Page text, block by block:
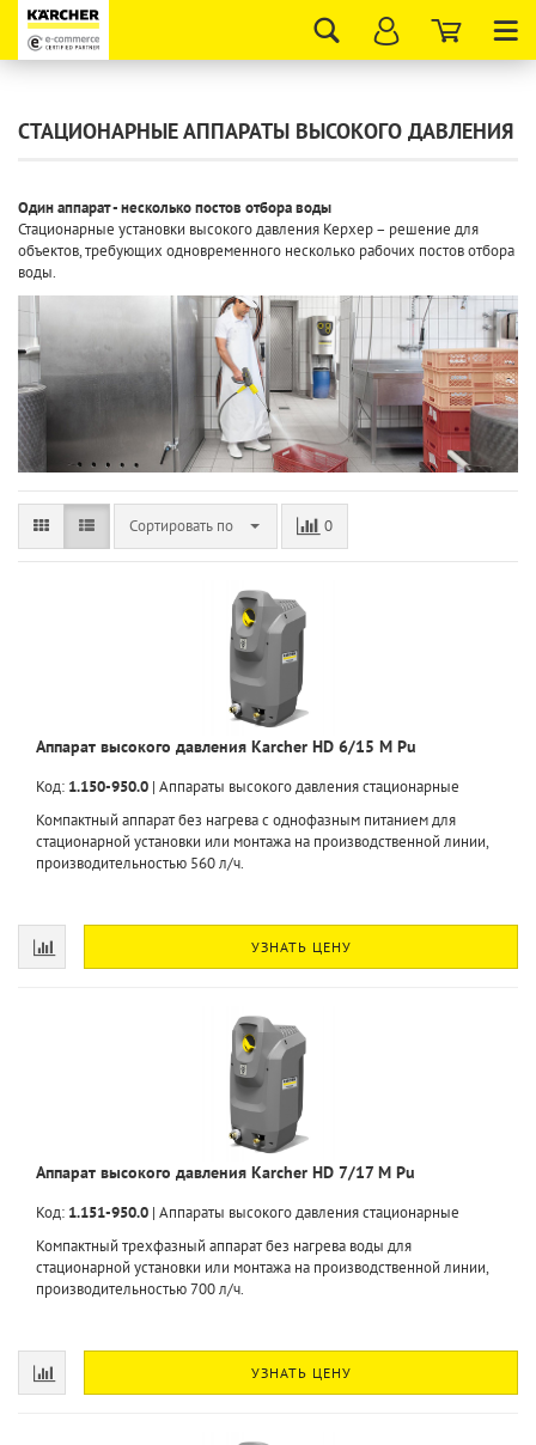
СТАЦИОНАРНЫЕ АППАРАТЫ ВЫСОКОГО ДАВЛЕНИЯ
Один аппарат - несколько постов отбора воды
Стационарные установки высокого давления Керхер – решение для
объектов, требующих одновременного несколько рабочих постов отбора
воды.
Сортировать по 0
Аппарат высокого давления Karcher HD 6/15 М Pu
Код: 1.150-950.0 | Аппараты высокого давления стационарные
Компактный аппарат без нагрева с однофазным питанием для
стационарной установки или монтажа на производственной линии,
производительностью 560 л/ч.
УЗНАТЬ ЦЕНУ
Аппарат высокого давления Karcher HD 7/17 М Pu
Код: 1.151-950.0 | Аппараты высокого давления стационарные
Компактный трехфазный аппарат без нагрева воды для
стационарной установки или монтажа на производственной линии,
производительностью 700 л/ч.
УЗНАТЬ ЦЕНУ